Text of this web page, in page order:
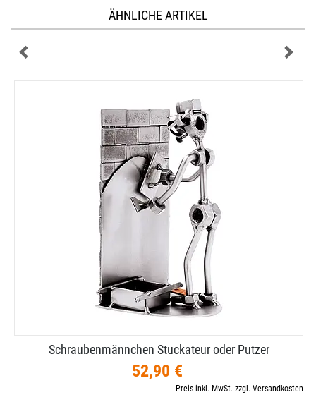
ÄHNLICHE ARTIKEL
Schraubenmännchen Stuckateur oder Putzer
52,90 €
Preis inkl. MwSt. zzgl. Versandkosten